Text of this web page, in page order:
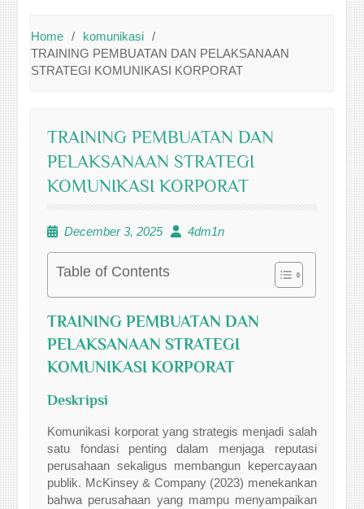
Home
komunikasi
TRAINING PEMBUATAN DAN PELAKSANAAN
STRATEGI KOMUNIKASI KORPORAT
TRAINING PEMBUATAN DAN
PELAKSANAAN STRATEGI
KOMUNIKASI KORPORAT
December 3, 2025 4dm1n
Table of Contents
TRAINING PEMBUATAN DAN
PELAKSANAAN STRATEGI
KOMUNIKASI KORPORAT
Deskripsi
Komunikasi korporat yang strategis menjadi salah
satu fondasi penting dalam menjaga reputasi
perusahaan sekaligus membangun kepercayaan
publik. McKinsey & Company (2023) menekankan
bahwa perusahaan yang mampu menyampaikan